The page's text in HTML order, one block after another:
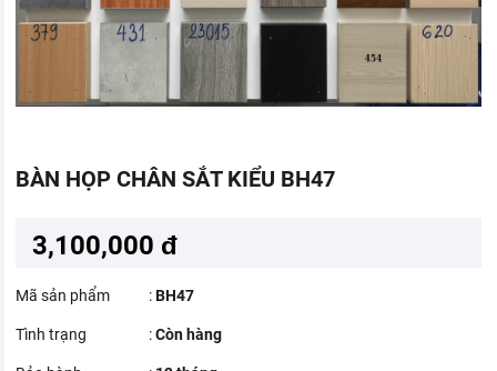
BÀN HỌP CHÂN SẮT KIỂU BH47
3,100,000 đ
Mã sản phẩm :BH47
Tình trạng :Còn hàng